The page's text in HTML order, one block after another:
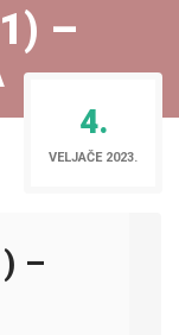
–
4.
VELJAČE 2023.
–